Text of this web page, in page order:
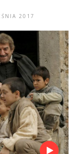
2017